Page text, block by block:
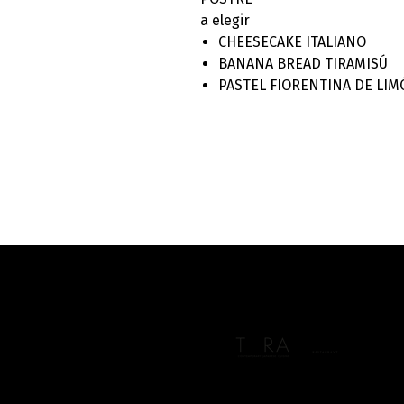
a elegir
CHEESECAKE ITALIANO
BANANA BREAD TIRAMISÚ
PASTEL FIORENTINA DE